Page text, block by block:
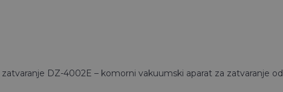
DZ-4002E – komorni vakuumski aparat za zatvaranje od